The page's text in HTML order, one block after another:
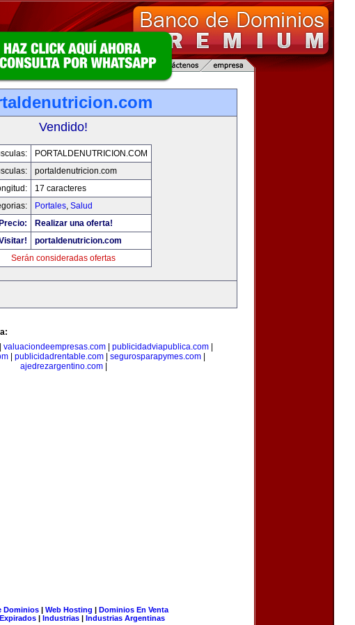
Vendido!
PORTALDENUTRICION.COM
portaldenutricion.com
17 caracteres
Portales, Salud
Precio:
Realizar una oferta!
portaldenutricion.com
Serán consideradas ofertas
valuaciondeempresas.com publicidadviapublica.com
publicidadrentable.com segurosparapymes.com
ajedrezargentino.com|
Dominios| Web Hosting | Dominios En Venta
| Industrias | Industrias Argentinas